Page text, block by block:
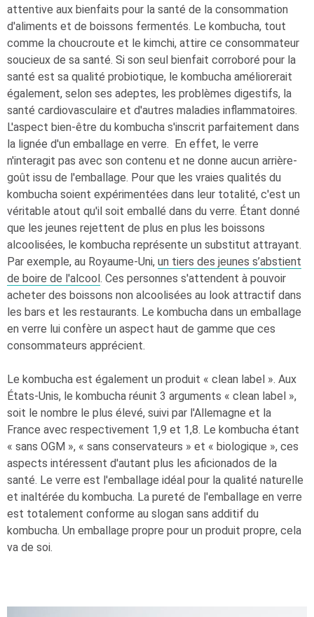
attentive aux bienfaits pour la santé de la consommation
d'aliments et de boissons fermentés. Le kombucha, tout
comme la choucroute et le kimchi, attire ce consommateur
soucieux de sa santé. Si son seul bienfait corroboré pour la
santé est sa qualité probiotique, le kombucha améliorerait
également, selon ses adeptes, les problèmes digestifs, la
santé cardiovasculaire et d'autres maladies inflammatoires.
L'aspect bien-être du kombucha s'inscrit parfaitement dans
la lignée d'un emballage en verre. En effet, le verre
n'interagit pas avec son contenu et ne donne aucun arrière-
goût issu de l'emballage. Pour que les vraies qualités du
kombucha soient expérimentées dans leur totalité, c'est un
véritable atout qu'il soit emballé dans du verre. Étant donné
que les jeunes rejettent de plus en plus les boissons
alcoolisées, le kombucha représente un substitut attrayant.
Par exemple, au Royaume-Uni, un tiers des jeunes s’abstient
de boire de l'alcool. Ces personnes s'attendent à pouvoir
acheter des boissons non alcoolisées au look attractif dans
les bars et les restaurants. Le kombucha dans un emballage
en verre lui confère un aspect haut de gamme que ces
consommateurs apprécient.
Le kombucha est également un produit « clean label ». Aux
États-Unis, le kombucha réunit 3 arguments « clean label »,
soit le nombre le plus élevé, suivi par l'Allemagne et la
France avec respectivement 1,9 et 1,8. Le kombucha étant
« sans OGM », « sans conservateurs » et « biologique », ces
aspects intéressent d'autant plus les aficionados de la
santé. Le verre est l'emballage idéal pour la qualité naturelle
et inaltérée du kombucha. La pureté de l'emballage en verre
est totalement conforme au slogan sans additif du
kombucha. Un emballage propre pour un produit propre, cela
va de soi.